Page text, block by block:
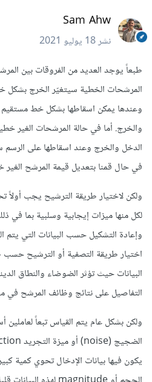
Sam Ahw
نشر18 يوليو 2021
طبعاً يوجد العديد من الفروقات بين
المرشحات الخطية سيتغيّر الخرج بشكل
وعندها يمكن اسقاطها بشكل خط مستقيم
والخرج. أما في حالة المرشحات الغير
الدخل والخرج وعند اسقاطها على
في حال قمنا بتعديل قيمة المرشح
ولكن لاختيار طريقة الترشيح يجب أولاً
لكل منها ميزات إيجابية وسلبية بما في
وإعادة التشكيل حسب البيانات التي يتم
اختيار طريقة التصفية أو الترشيح
البيانات حيث تؤثر الضوضاء والنطاق
التفاصيل على نتائج وظائف المرشح في
ولكن بشكل عام يتم القياس تبعاً لعاملين